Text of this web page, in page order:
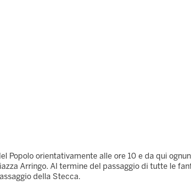
Popolo orientativamente alle ore 10 e da qui
Arringo. Al termine del passaggio di tutte le
della Stecca.